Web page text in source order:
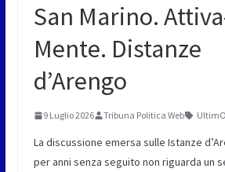
San Marino.
Mente. Distanze
d’Arengo
9 Luglio 2026 Tribuna Politica Web
La discussione emersa sulle Istanze
per anni senza seguito non riguarda un